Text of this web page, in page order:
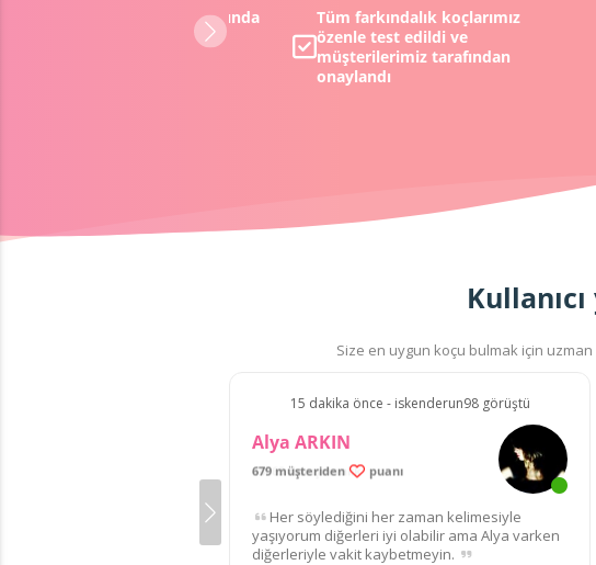
Müşterilerimizden %98 oranında
Tüm farkındalık koçlarımız
özenle test edildi ve
müşterilerimiz tarafından
onaylandı
Size en uygun koçu bulmak için
15 dakika önce - iskenderun98 görüştü
Alya ARKIN
679 müşteriden puanı
Her söylediğini her zaman kelimesiyle
yaşıyorum diğerleri iyi olabilir ama Alya varken
diğerleriyle vakit kaybetmeyin.